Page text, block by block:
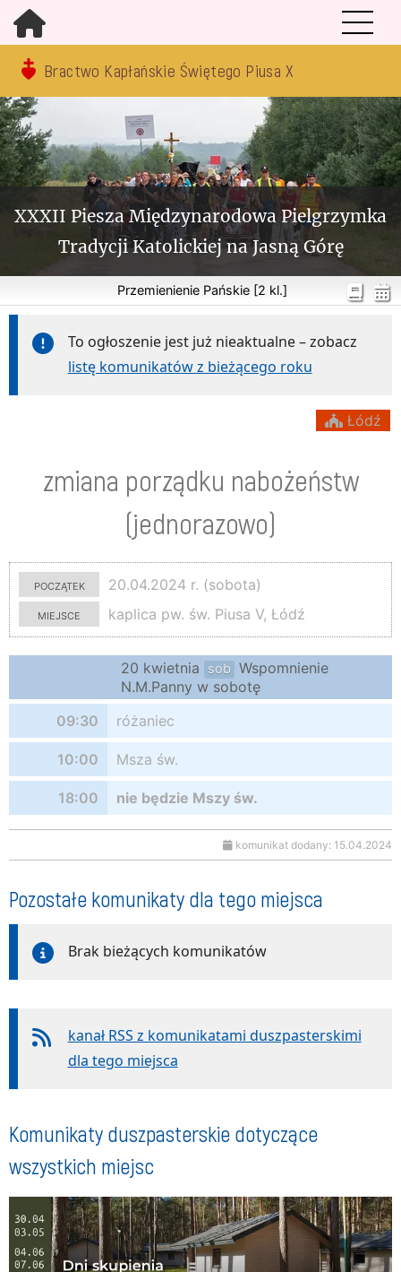
Bractwo Kapłańskie Świętego Piusa X
XXXII Piesza Międzynarodowa Pielgrzymka
Tradycji Katolickiej na Jasną Górę
Przemienienie Pańskie [2 kl.]
To ogłoszenie jest już nieaktualne – zobacz
listę komunikatów z bieżącego roku
Łódź
zmiana porządku nabożeństw
(jednorazowo)
początek
20.04.2024 r. (sobota)
miejsce
kaplica pw. św. Piusa V, Łódź
20 kwietnia sob Wspomnienie
N.M.Panny w sobotę
09:30
różaniec
10:00 Msza św.
18:00 nie będzie Mszy św.
komunikat dodany: 15.04.2024
Pozostałe komunikaty dla tego miejsca
Brak bieżących komunikatów
kanał RSS z komunikatami duszpasterskimi
dla tego miejsca
Komunikaty duszpasterskie dotyczące
wszystkich miejsc